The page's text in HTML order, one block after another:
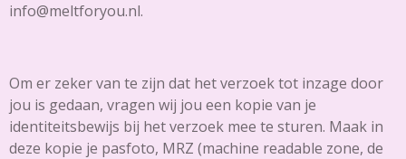
info@meltforyou.nl.
Om er zeker van te zijn dat het verzoek tot inzage door
jou is gedaan, vragen wij jou een kopie van je
identiteitsbewijs bij het verzoek mee te sturen. Maak in
deze kopie je pasfoto, MRZ (machine readable zone, de